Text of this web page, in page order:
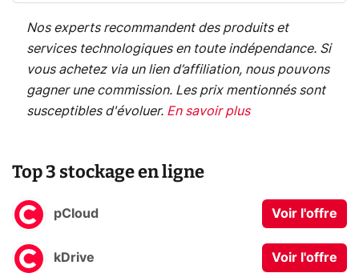
Nos experts recommandent des produits et
services technologiques en toute indépendance. Si
vous achetez via un lien d’affiliation, nous pouvons
gagner une commission. Les prix mentionnés sont
susceptibles d'évoluer. En savoir plus
Top 3 stockage en ligne
pCloud Voir l'offre
kDrive Voir l'offre